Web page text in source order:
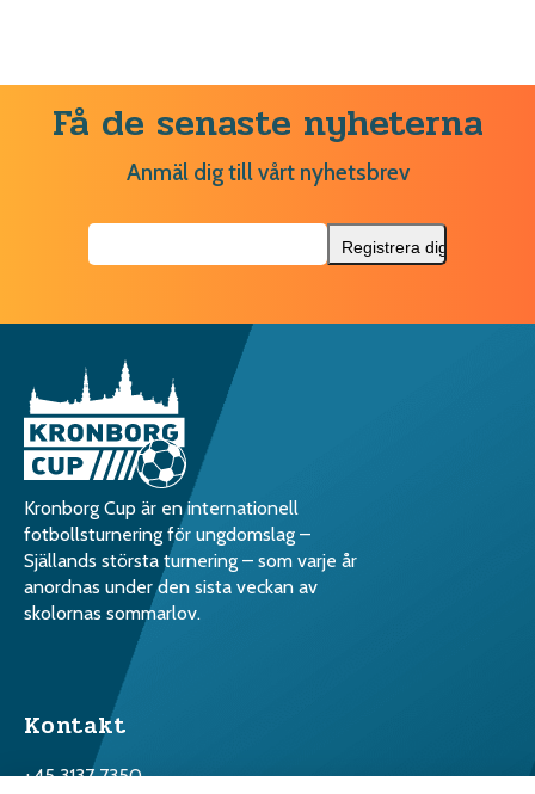
Få de senaste nyheterna
Anmäl dig till vårt nyhetsbrev
Kronborg Cup är en internationell
fotbollsturnering för ungdomslag –
Själlands största turnering – som varje år
anordnas under den sista veckan av
skolornas sommarlov.
Kontakt
+45 3137 7350